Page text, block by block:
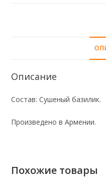
Описание
Состав: Сушеный базилик.
Произведено в Армении.
Похожие товары